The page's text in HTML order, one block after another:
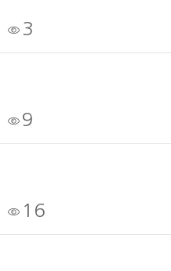
3
9
16